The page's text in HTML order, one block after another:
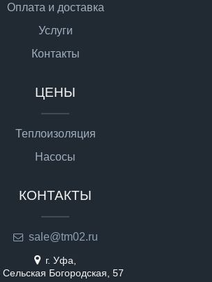
Оплата и доставка
Услуги
Контакты
ЦЕНЫ
Теплоизоляция
Насосы
КОНТАКТЫ
sale@tm02.ru
г. Уфа,
Сельская Богородская, 57